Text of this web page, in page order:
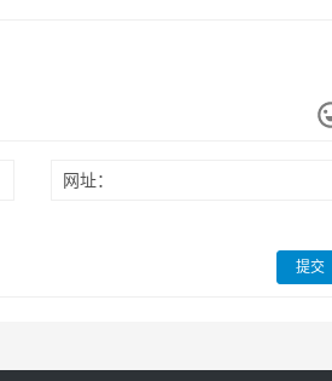
网址：
提交